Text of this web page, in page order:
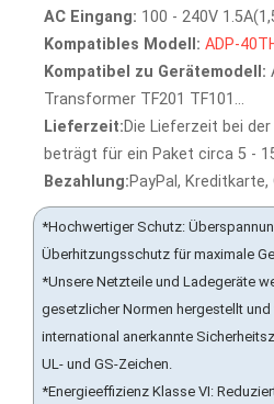
AC Eingang: 100 - 240V
Kompatibles Modell: ADP-
Kompatibel zu Gerätemodell:
Transformer TF201 TF101...
Lieferzeit:Die Lieferzeit bei
beträgt für ein Paket circa 5 -
Bezahlung:PayPal, Kreditkarte,
*Hochwertiger Schutz:
Überhitzungsschutz für maximale
*Unsere Netzteile und Ladegeräte
gesetzlicher Normen hergestellt
international anerkannte
UL- und GS-Zeichen.
*Energieeffizienz Klasse VI: